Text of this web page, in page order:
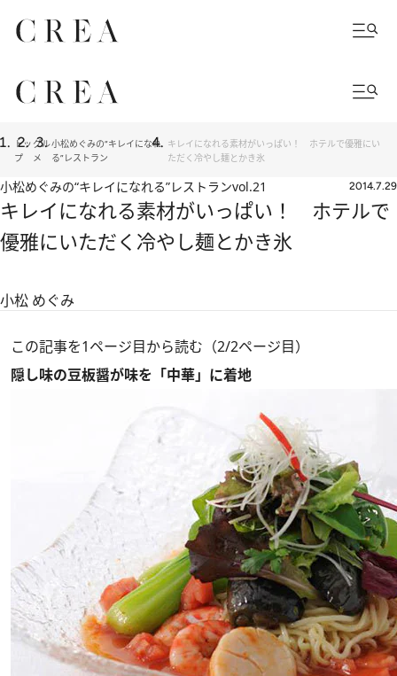
トッ
プ
グル
メ
小松めぐみの“キレイになれ
る”レストラン
キレイになれる素材がいっぱい！ ホテルで優雅にい
ただく冷やし麺とかき氷
小松めぐみの“キレイになれる”レストランvol.21 2014.7.29
キレイになれる素材がいっぱい！ ホテルで
優雅にいただく冷やし麺とかき氷
小松 めぐみ
この記事を1ページ目から読む（2/2ページ目）
隠し味の豆板醤が味を「中華」に着地